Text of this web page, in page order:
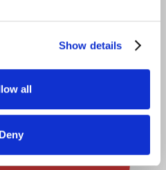
Show details
all
Deny